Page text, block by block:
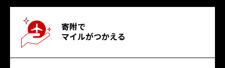
寄附で
マイルがつかえる